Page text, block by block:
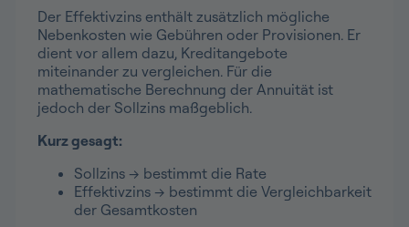
Der Effektivzins enthält zusätzlich mögliche
Nebenkosten wie Gebühren oder Provisionen. Er
dient vor allem dazu, Kreditangebote
miteinander zu vergleichen. Für die
mathematische Berechnung der Annuität ist
jedoch der Sollzins maßgeblich.
Kurz gesagt:
Sollzins → bestimmt die Rate
Effektivzins → bestimmt die Vergleichbarkeit
der Gesamtkosten